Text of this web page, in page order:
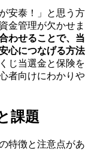
安泰！」と思う方
金管理が欠かせま
わせることで、当
心につなげる方法
じ当選金と保険を
者向けにわかりや
課題
特徴と注意点があ